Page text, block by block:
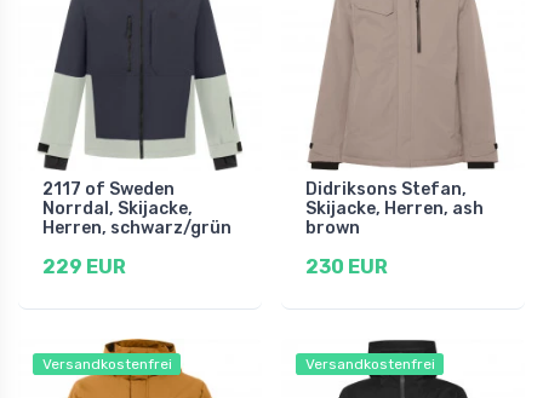
2117 of Sweden
Norrdal, Skijacke,
Herren, schwarz/grün
229 EUR
Didriksons Stefan,
Skijacke, Herren, ash
brown
230 EUR
Versandkostenfrei Versandkostenfrei